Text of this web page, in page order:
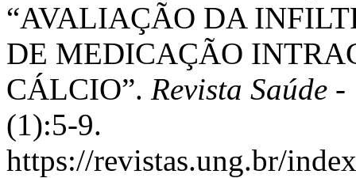
“AVALIAÇÃO DA
DE MEDICAÇÃO
CÁLCIO”. Revista Saúde
(1):5-9.
https://revistas.ung.br/